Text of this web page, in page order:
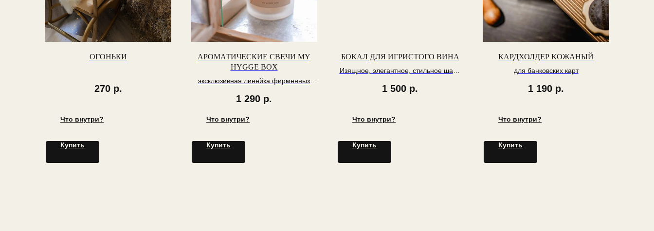
ОГОНЬКИ
270 р.
Что внутри?
Купить
АРОМАТИЧЕСКИЕ СВЕЧИ MY
HYGGE BOX
эксклюзивная линейка фирменных
1 290 р.
Что внутри?
Купить
БОКАЛ ДЛЯ ИГРИСТОГО ВИНА
Изящное, элегантное, стильное шале
1 500 р.
Что внутри?
Купить
КАРДХОЛДЕР КОЖАНЫЙ
для банковских карт
1 190 р.
Что внутри?
Купить